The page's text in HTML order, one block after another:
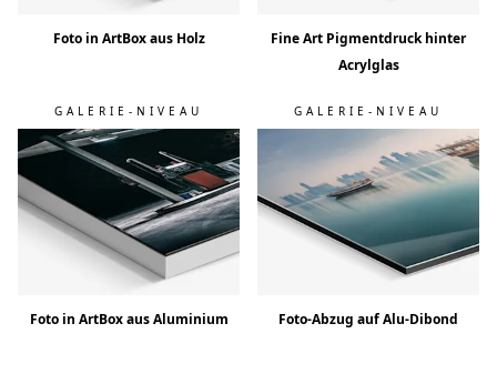
Foto in ArtBox aus Holz
Fine Art Pigmentdruck hinter
Acrylglas
GALERIE-NIVEAU
Foto in ArtBox aus Aluminium
GALERIE-NIVEAU
Foto-Abzug auf Alu-Dibond